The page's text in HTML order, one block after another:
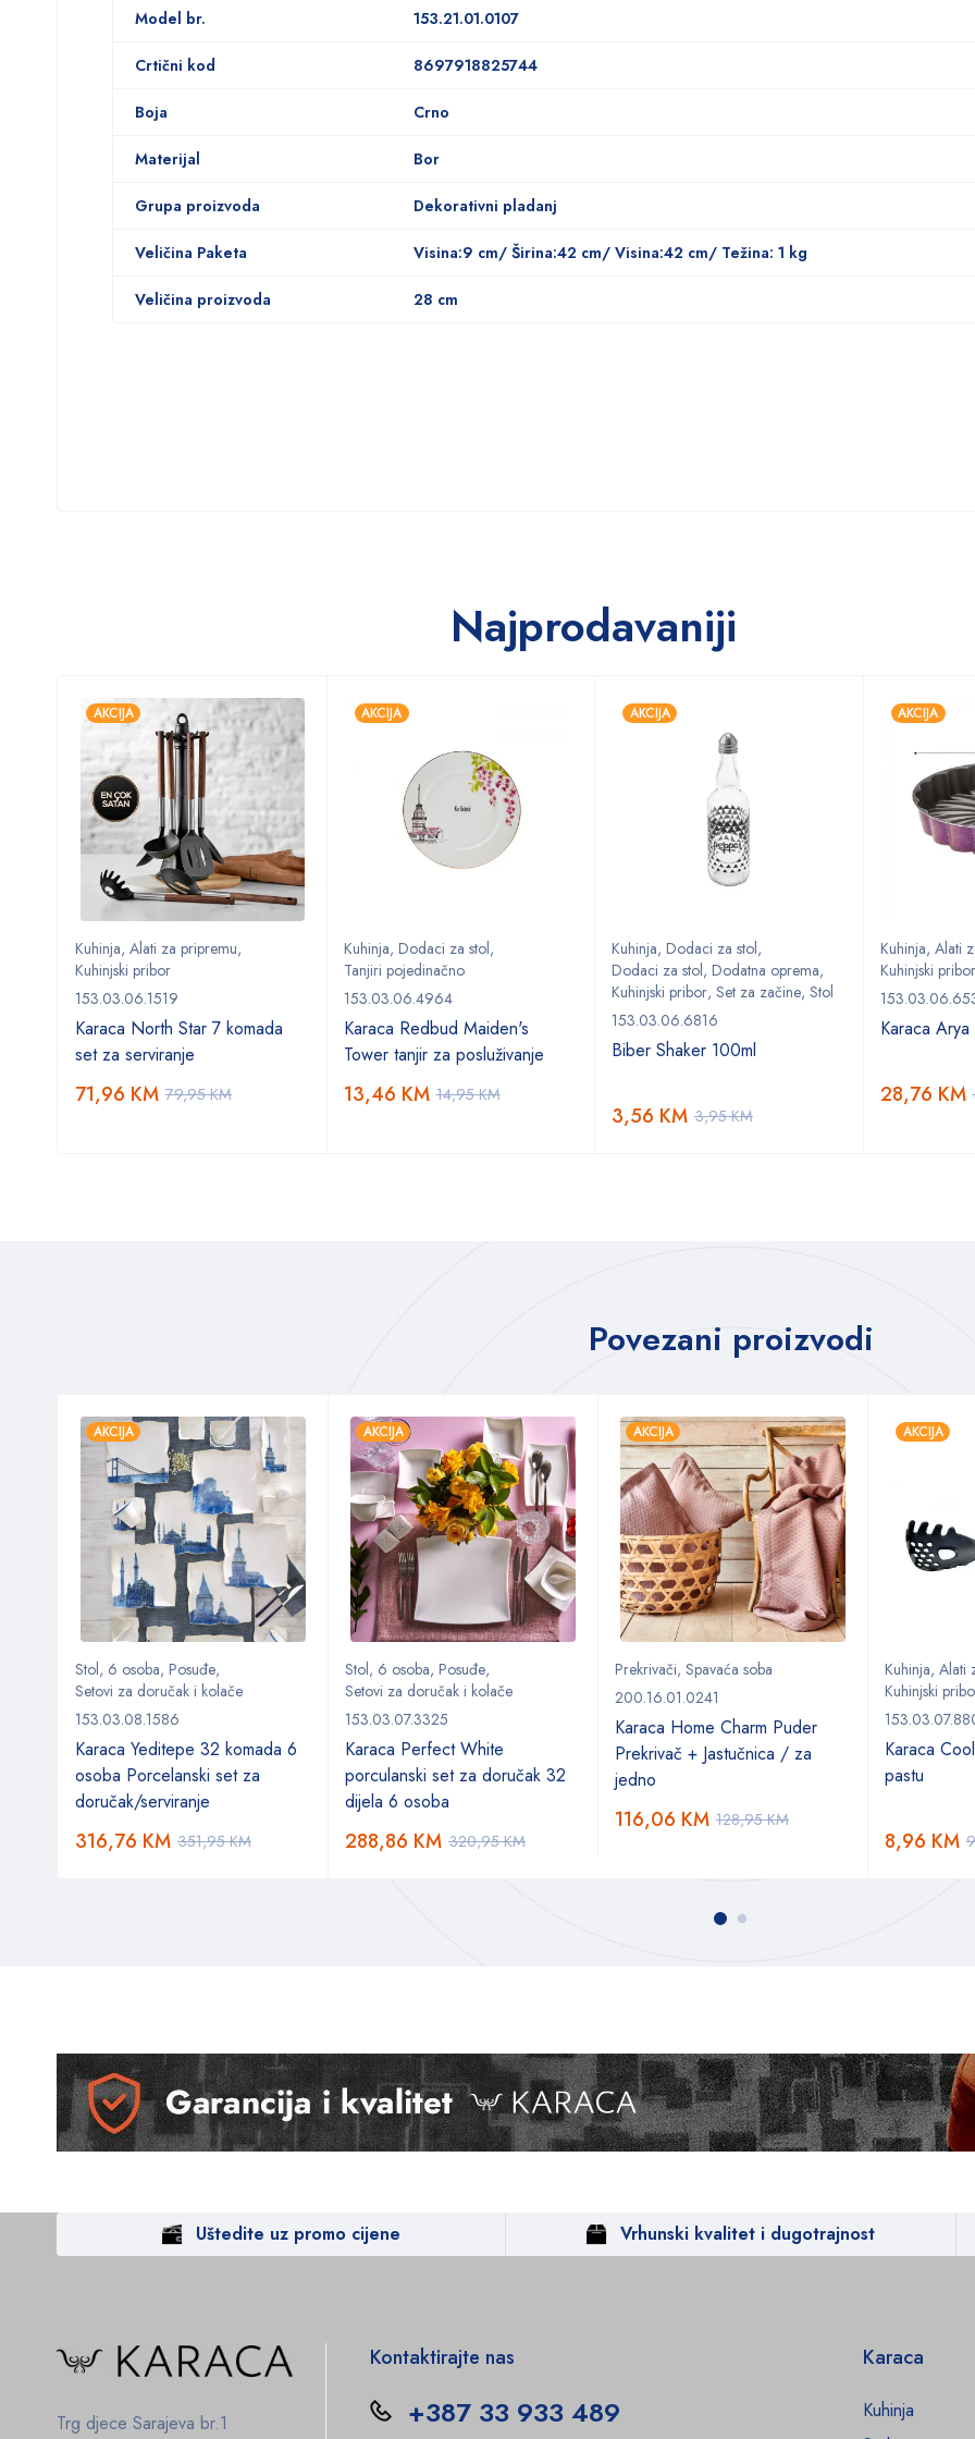
Model br. 153.21.01.0107
Crtični kod 8697918825744
Boja Crno
Materijal Bor
Grupa proizvoda Dekorativni pladanj
Veličina Paketa Visina:9 cm/ Širina:42 cm/ Visina:42 cm/ Težina: 1 kg
Veličina proizvoda 28 cm
Najprodavaniji
AKCIJA
Kuhinja, Alati za pripremu,
Kuhinjski pribor
153.03.06.1519
Karaca North Star 7 komada
set za serviranje
79,95KM
71,96 KM
AKCIJA
Kuhinja, Dodaci za stol,
Tanjiri pojedinačno
153.03.06.4964
Karaca Redbud Maiden's
Tower tanjir za posluživanje
14,95KM
13,46 KM
AKCIJA
Kuhinja, Dodaci za stol,
Dodaci za stol, Dodatna oprema,
Kuhinjski pribor, Set za začine, Stol
153.03.06.6816
Biber Shaker 100ml
3,95KM
3,56 KM
AKCIJA
Kuhinja, Alati
Kuhinjski pribor
Karaca
28,76 KM
Povezani proizvodi
AKCIJA
Stol, 6 osoba, Posuđe,
Setovi za doručak i kolače
153.03.08.1586
Karaca Yeditepe 32 komada 6
osoba Porcelanski set za
doručak/serviranje
351,95KM
316,76 KM
AKCIJA
Stol, 6 osoba, Posuđe,
Setovi za doručak i kolače
153.03.07.3325
Karaca Perfect White
porculanski set za doručak 32
dijela 6 osoba
320,95KM
288,86 KM
AKCIJA
Prekrivači, Spavaća soba
200.16.01.0241
Karaca Home Charm Puder
Prekrivač + Jastučnica / za
jedno
128,95KM
116,06 KM
AKCIJA
Kuhinja, Alati
Kuhinjski
Karaca
pastu
8,96 KM
Uštedite uz promo cijene Vrhunski kvalitet i dugotrajnost
Trg djece Sarajeva br.1
Kontaktirajte nas
+387 33 933 489
Karaca
Kuhinja